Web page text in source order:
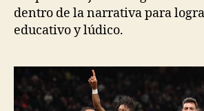
dentro de la narrativa para
educativo y lúdico.